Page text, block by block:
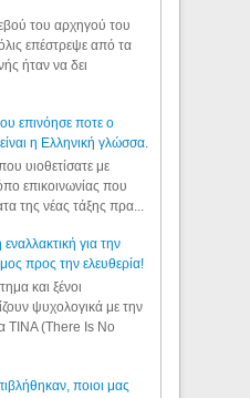
του αρχηγού του
επέστρεψε από τα
ήταν να δει
επινόησε ποτε ο
η Ελληνική γλώσσα.
υιοθετίσατε με
επικοινωνίας που
της νέας τάξης πρα...
για την
προς την ελευθερία!
και ξένοι
ψυχολογικά με την
TINA (There Is No
ποιοι μας